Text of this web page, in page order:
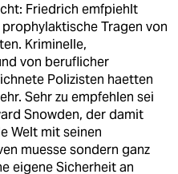
Friedrich emfpiehlt
Tragen von
Kriminelle,
von beruflicher
Polizisten haetten
Sehr zu empfehlen sei
Snowden, der damit
Welt mit seinen
muesse sondern ganz
eigene Sicherheit an